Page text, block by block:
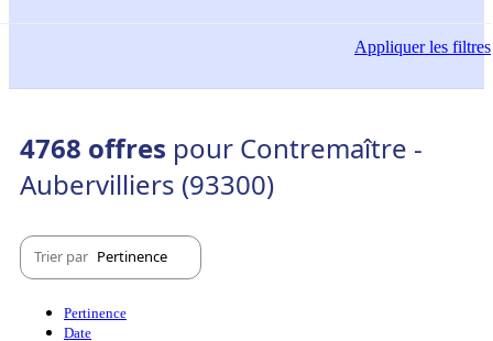
Appliquerles filtres
4768 offres pour Contremaître -
Aubervilliers (93300)
Trier par Pertinence
Pertinence
Date